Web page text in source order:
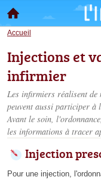
Accueil
Injections et
infirmier
Les infirmiers réalisent de
peuvent aussi participer à
Avant le soin,
les informations à tracer
Injection
Pour une injection,